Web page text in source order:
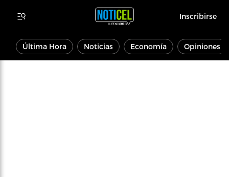
Inscribirse
Última Hora Noticias Economía Opiniones